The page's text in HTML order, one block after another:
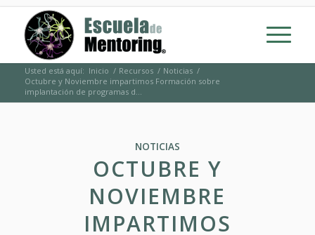
Usted está aquí: Inicio / Recursos / Noticias /
Octubre y Noviembre impartimos Formación sobre
implantación de programas d...
NOTICIAS
OCTUBRE Y
NOVIEMBRE
IMPARTIMOS